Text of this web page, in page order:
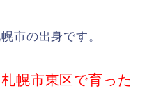
市の出身です。
札幌市東区で育った